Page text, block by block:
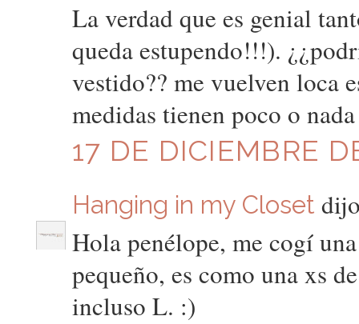
La verdad que es genial
queda estupendo!!!).
vestido?? me vuelven loca
medidas tienen poco o
17 DE DICIEMBRE
Hanging in my Closet
Hola penélope, me cogí
pequeño, es como una xs
incluso L. :)